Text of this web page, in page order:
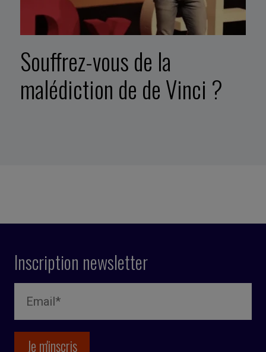
Souffrez-vous de la
malédiction de de Vinci ?
Inscription newsletter